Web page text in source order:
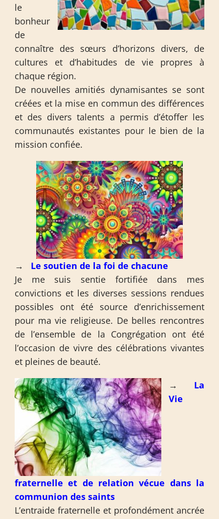
le
bonheur
de
connaître des sœurs d’horizons divers, de
cultures et d’habitudes de vie propres à
chaque région.
De nouvelles amitiés dynamisantes se sont
créées et la mise en commun des différences
et des divers talents a permis d’étoffer les
communautés existantes pour le bien de la
mission confiée.
→
Le soutien de la foi de chacune
Je me suis sentie fortifiée dans mes
convictions et les diverses sessions rendues
possibles ont été source d’enrichissement
pour ma vie religieuse. De belles rencontres
de l’ensemble de la Congrégation ont été
l’occasion de vivre des célébrations vivantes
et pleines de beauté.
→
La
Vie
fraternelle et de relation vécue dans la
communion des saints
L’entraide fraternelle et profondément ancrée